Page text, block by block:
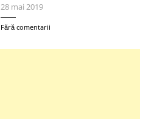
28 mai 2019
Fără comentarii